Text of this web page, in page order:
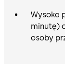
Wysoka
minutę)
osoby